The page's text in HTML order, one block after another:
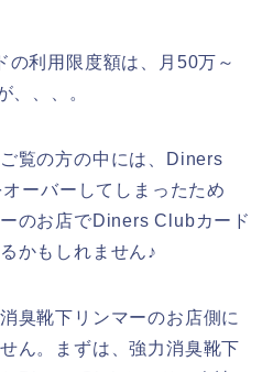
利用限度額は、月50万～
、、、。
覧の方の中には、Diners
ーバーしてしまったため
のお店でDiners Clubカード
かもしれません♪
臭靴下リンマーのお店側に
ん。まずは、強力消臭靴下